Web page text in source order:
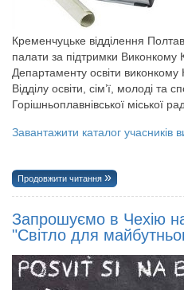
Кременчуцьке відділення
палати за підтримки Виконкому
Департаменту освіти виконкому
Відділу освіти, сім’ї, молоді та
Горішньоплавнівської міської
Завантажити каталог учасників
Продовжити читання
Запрошуємо в Чехію
"Світло для